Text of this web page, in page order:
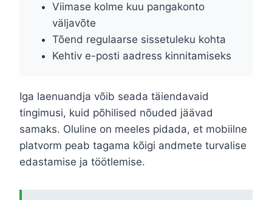
Viimase kolme kuu pangakonto
väljavõte
Tõend regulaarse sissetuleku kohta
Kehtiv e-posti aadress kinnitamiseks
Iga laenuandja võib seada täiendavaid
tingimusi, kuid põhilised nõuded jäävad
samaks. Oluline on meeles pidada, et mobiilne
platvorm peab tagama kõigi andmete turvalise
edastamise ja töötlemise.